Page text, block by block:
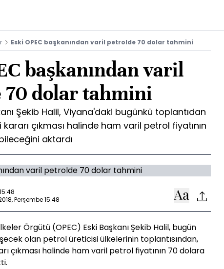
Eski OPEC başkanından varil petrolde 70 dolar tahmini
başkanından varil
dolar tahmini
Şekib Halil, Viyana'daki bugünkü toplantıdan
çıkması halinde ham varil petrol fiyatının
aktardı
Perşembe 15:48
Örgütü (OPEC) Eski Başkanı Şekib Halil, bugün
olan petrol üreticisi ülkelerinin toplantısından,
çıkması halinde ham varil petrol fiyatının 70 dolara